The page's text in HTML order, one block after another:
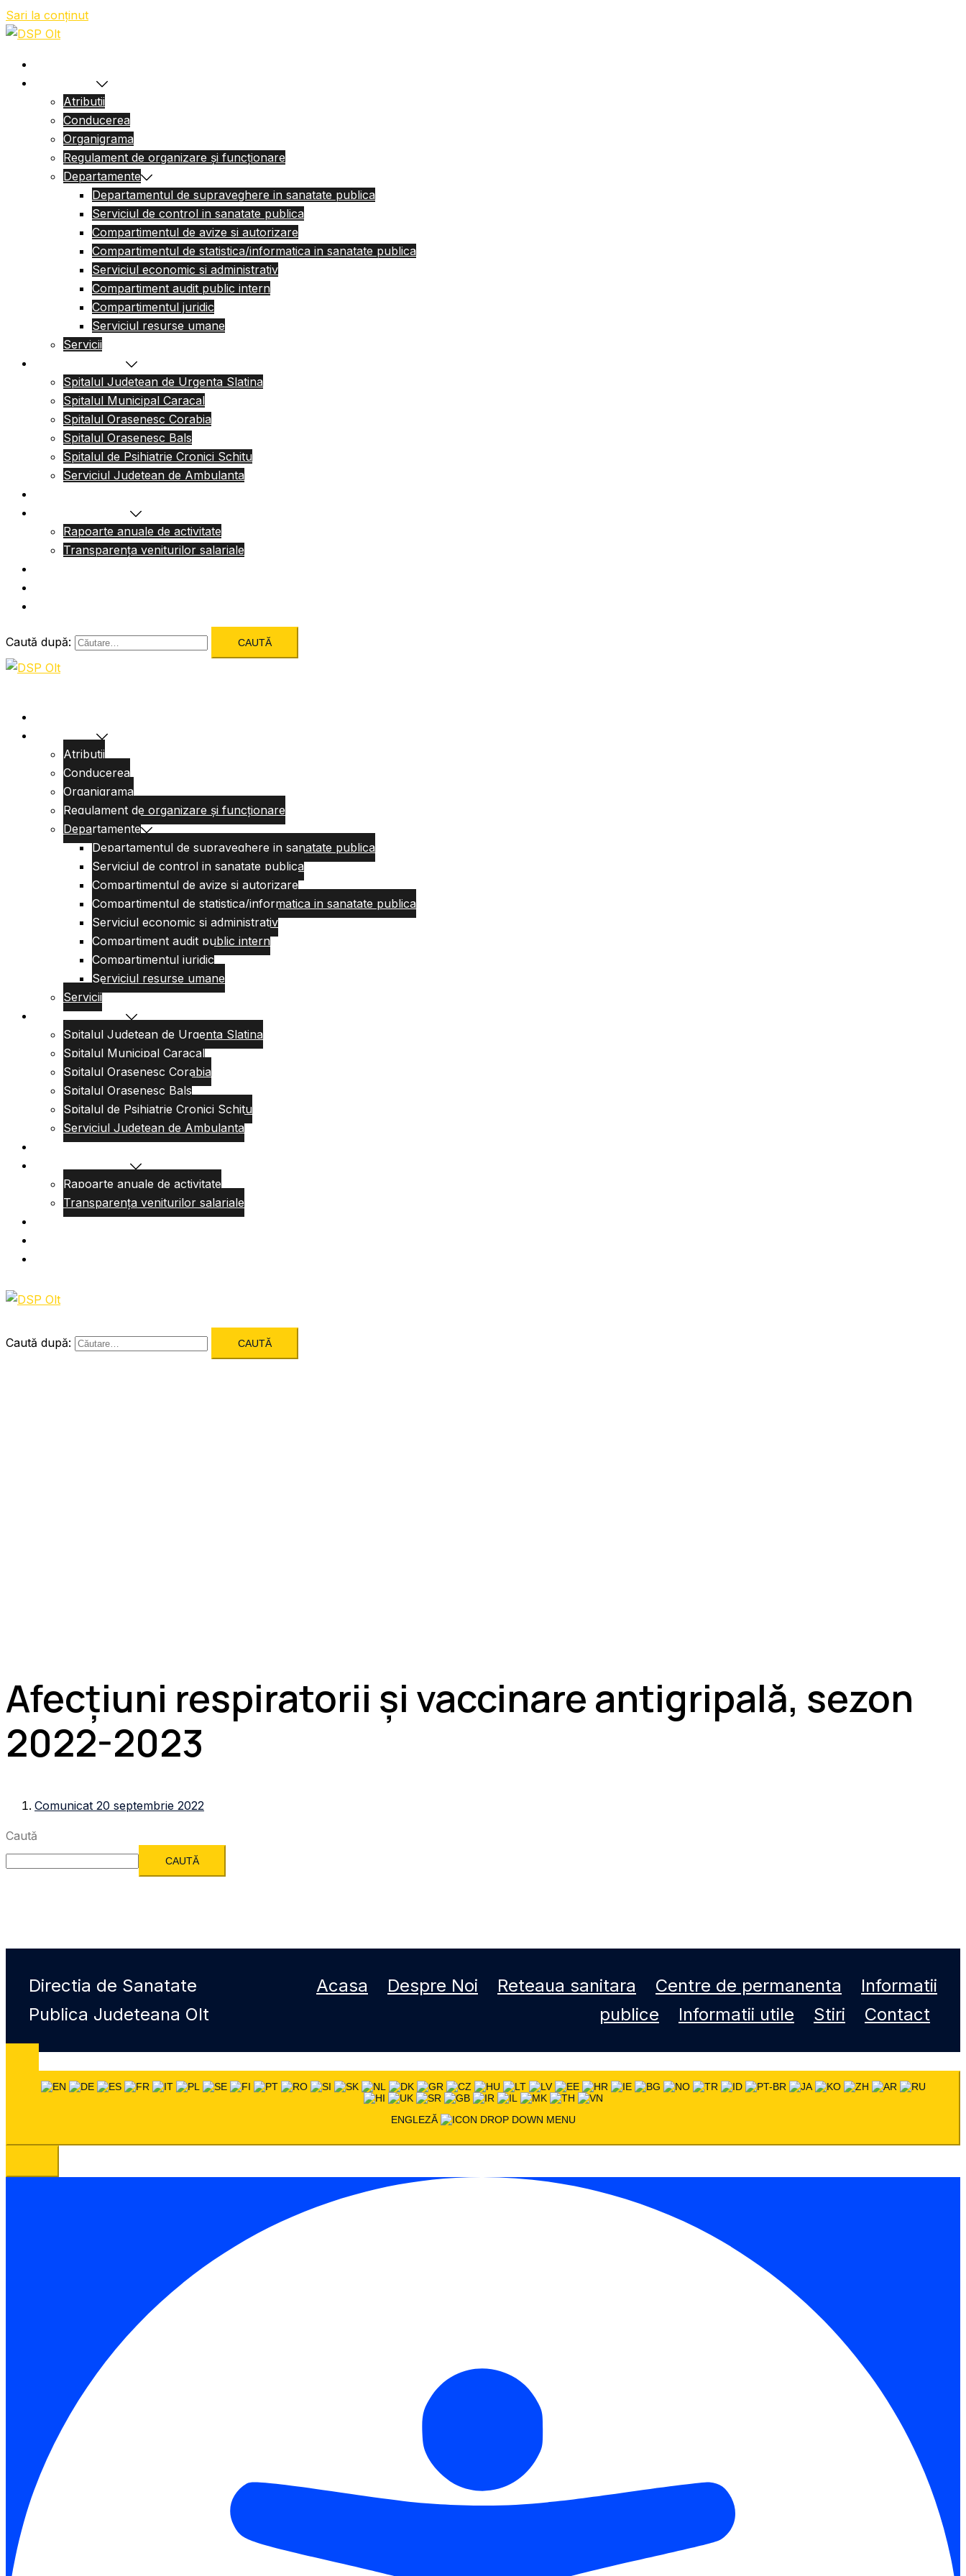
Sari la conținut
Atributii
Conducerea
Organigrama
Regulament de organizare și funcționare
Departamente
Departamentul de supraveghere in sanatate publica
Serviciul de control in sanatate publica
Compartimentul de avize si autorizare
Compartimentul de statistica/informatica in sanatate publica
Serviciul economic si administrativ
Compartiment audit public intern
Compartimentul juridic
Serviciul resurse umane
Servicii
Spitalul Judetean de Urgenta Slatina
Spitalul Municipal Caracal
Spitalul Orasenesc Corabia
Spitalul Orasenesc Bals
Spitalul de Psihiatrie Cronici Schitu
Serviciul Judetean de Ambulanta
Rapoarte anuale de activitate
Transparența veniturilor salariale
Caută după:
Atributii
Conducerea
Organigrama
Regulament de organizare și funcționare
Departamente
Departamentul de supraveghere in sanatate publica
Serviciul de control in sanatate publica
Compartimentul de avize si autorizare
Compartimentul de statistica/informatica in sanatate publica
Serviciul economic si administrativ
Compartiment audit public intern
Compartimentul juridic
Serviciul resurse umane
Servicii
Reteaua sanitara
Spitalul Judetean de Urgenta Slatina
Spitalul Municipal Caracal
Spitalul Orasenesc Corabia
Spitalul Orasenesc Bals
Spitalul de Psihiatrie Cronici Schitu
Serviciul Judetean de Ambulanta
Centre de permanenta
Rapoarte anuale de activitate
Transparența veniturilor salariale
Informatii utile
Caută după:
Afecțiuni respiratorii și vaccinare antigripală, sezon
2022-2023
Comunicat 20 septembrie 2022
Caută
CAUTĂ
Directia de Sanatate
Publica Judeteana Olt
Acasa Despre Noi Reteaua sanitara Centre de permanenta
Informatii
publice
Informatii utile Stiri Contact
ENGLEZĂ